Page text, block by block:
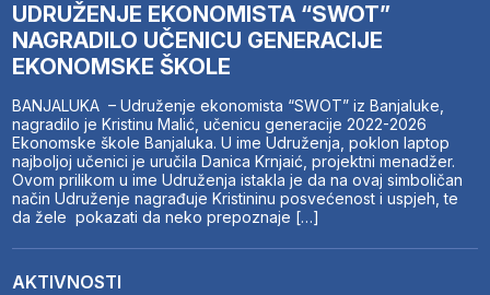
UDRUŽENJE EKONOMISTA “SWOT”
NAGRADILO UČENICU GENERACIJE
EKONOMSKE ŠKOLE
BANJALUKA – Udruženje ekonomista “SWOT” iz Banjaluke,
nagradilo je Kristinu Malić, učenicu generacije 2022-2026
Ekonomske škole Banjaluka. U ime Udruženja, poklon laptop
najboljoj učenici je uručila Danica Krnjaić, projektni menadžer.
Ovom prilikom u ime Udruženja istakla je da na ovaj simboličan
način Udruženje nagrađuje Kristininu posvećenost i uspjeh, te
da žele pokazati da neko prepoznaje […]
AKTIVNOSTI